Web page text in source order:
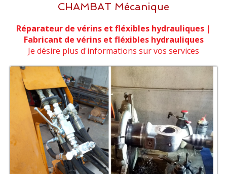
CHAMBAT Mécanique
Réparateur de vérins et fléxibles hydrauliques |
Fabricant de vérins et fléxibles hydrauliques
Je désire plus d'informations sur vos services